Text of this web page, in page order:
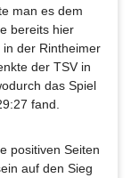
man es dem
bereits hier
der Rintheimer
der TSV in
das Spiel
fand.
positiven Seiten
auf den Sieg